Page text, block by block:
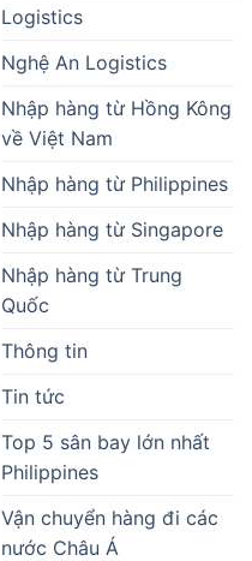
Logistics
Nghệ An Logistics
Nhập hàng từ Hồng Kông
về Việt Nam
Nhập hàng từ Philippines
Nhập hàng từ Singapore
Nhập hàng từ Trung
Quốc
Thông tin
Tin tức
Top 5 sân bay lớn nhất
Philippines
Vận chuyển hàng đi các
nước Châu Á